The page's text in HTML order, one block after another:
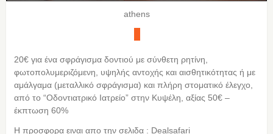
athens
20€ για ένα σφράγισμα δοντιού με σύνθετη ρητίνη,
φωτοπολυμεριζόμενη, υψηλής αντοχής και αισθητικότητας ή με
αμάλγαμα (μεταλλικό σφράγισμα) και πλήρη στοματικό έλεγχο,
από το “Οδοντιατρικό Ιατρείο” στην Κυψέλη, αξίας 50€ –
έκπτωση 60%
Η προσφορα ειναι απο την σελιδα : Dealsafari